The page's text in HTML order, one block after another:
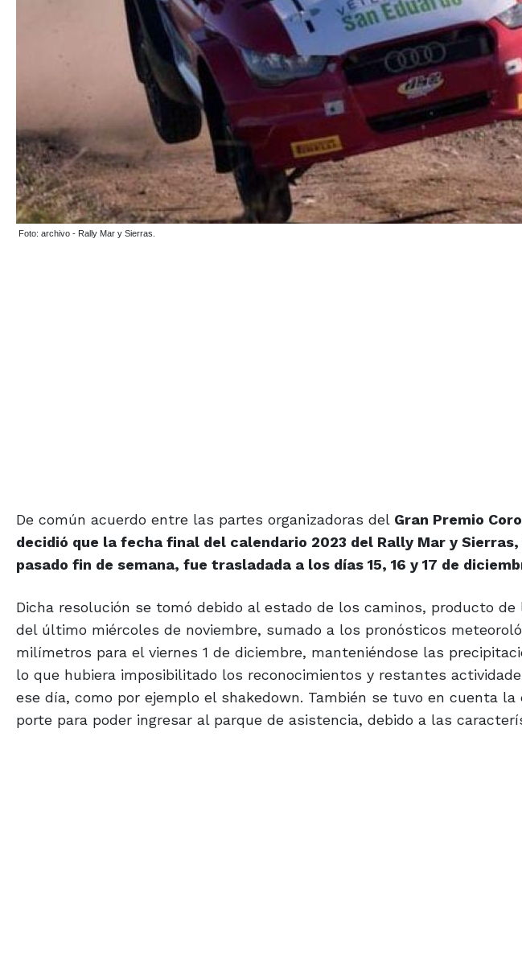
Foto: archivo - Rally Mar y Sierras.
De común acuerdo entre las partes organizadoras del Gran Premio
decidió que la fecha final del calendario 2023 del Rally Mar y
pasado fin de semana, fue trasladada a los días 15, 16 y 17 de
Dicha resolución se tomó debido al estado de los caminos, producto
del último miércoles de noviembre, sumado a los pronósticos
milímetros para el viernes 1 de diciembre, manteniéndose las
lo que hubiera imposibilitado los reconocimientos y restantes
ese día, como por ejemplo el shakedown. También se tuvo en cuenta
porte para poder ingresar al parque de asistencia, debido a las